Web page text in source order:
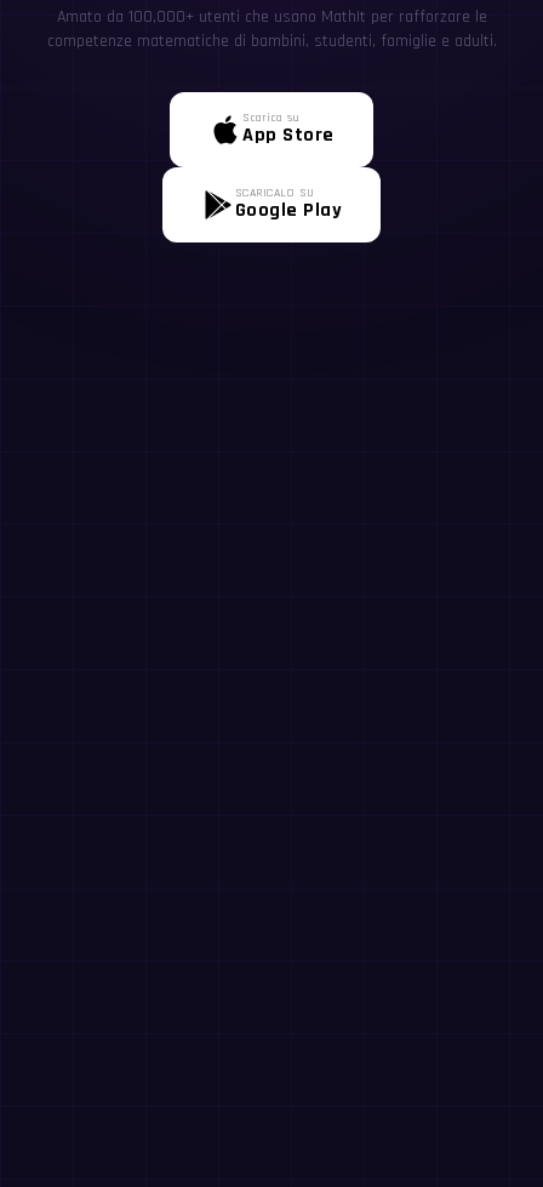
Amato da 100,000+ utenti che usano MathIt per rafforzare le
competenze matematiche di bambini, studenti, famiglie e adulti.
Scarica su
App Store
SCARICALO SU
Google Play